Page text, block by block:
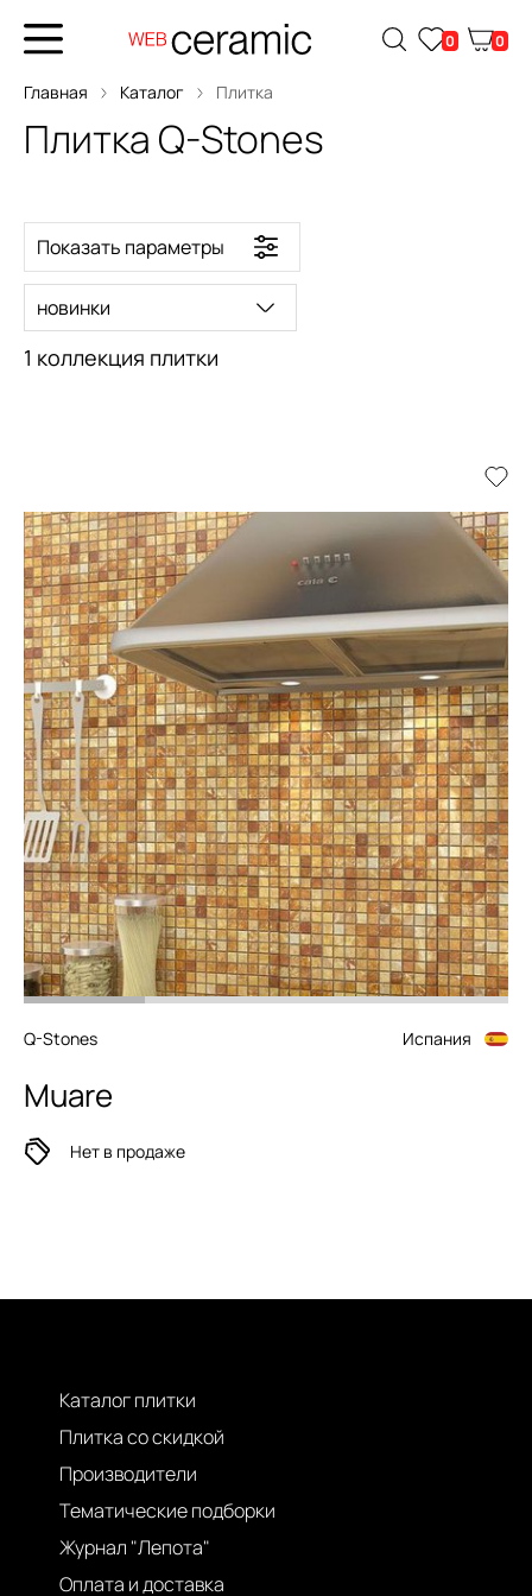
0 0
Главная Каталог Плитка
Плитка Q-Stones
Показать параметры
1 коллекция плитки
новинки
Q-Stones Испания
Muare
Нет в продаже
Каталог плитки
Плитка со скидкой
Производители
Тематические подборки
Журнал "Лепота"
Оплата и доставка